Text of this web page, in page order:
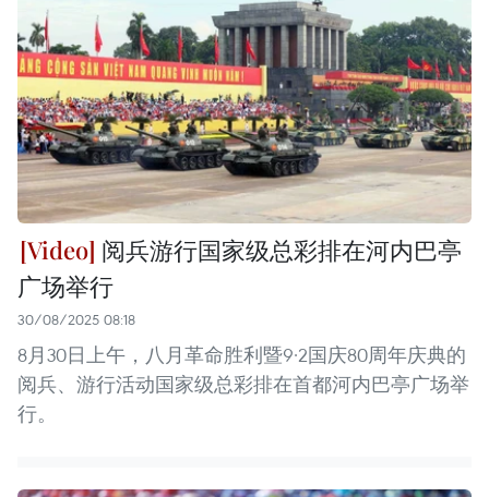
阅兵游行国家级总彩排在河内巴亭
广场举行
30/08/2025 08:18
8月30日上午，八月革命胜利暨9·2国庆80周年庆典的
阅兵、游行活动国家级总彩排在首都河内巴亭广场举
行。